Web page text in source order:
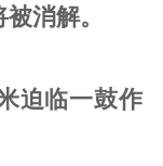
消解。
迫临一鼓作